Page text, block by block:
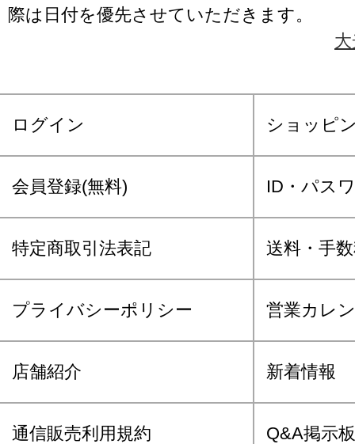
際は日付を優先させていただきます。
ログイン ショッピ
会員登録(無料) ID・パス
特定商取引法表記 送料・手
プライバシーポリシー 営業カレ
店舗紹介 新着情報
通信販売利用規約 Q&A掲示板